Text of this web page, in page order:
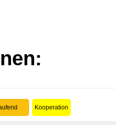
Kooperation